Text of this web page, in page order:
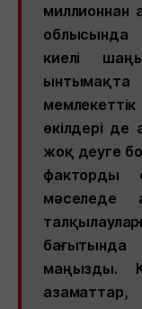
миллионнан
облысында
киелі
ынтымақта
өкілдері
жоқ деуге
факторды
мәселеде
маңызды.
азаматтар,